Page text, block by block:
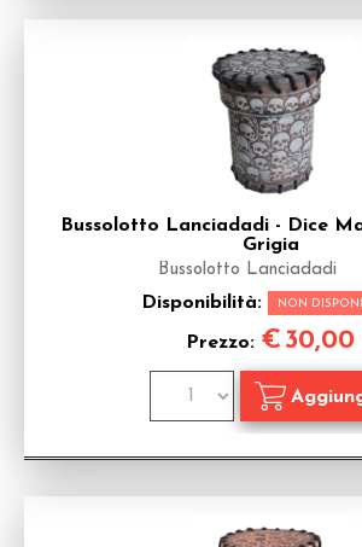
Bussolotto Lanciadadi - Dice
Grigia
Bussolotto Lanciadadi
Disponibilità: NON
Prezzo: € 30,00